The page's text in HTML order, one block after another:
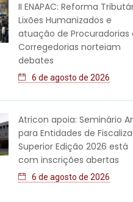
II ENAPAC: Reforma
Lixões Humanizados e
atuação de Procuradorias
Corregedorias norteiam
debates
6 de agosto de 2026
Atricon apoia: Seminário
para Entidades de
Superior Edição 2026 está
com inscrições abertas
6 de agosto de 2026